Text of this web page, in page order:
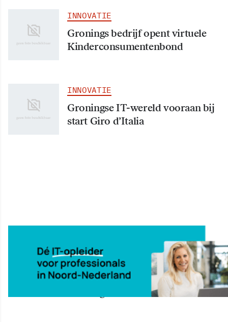
INNOVATIE
Gronings bedrijf opent virtuele
Kinderconsumentenbond
INNOVATIE
Groningse IT-wereld vooraan bij
start Giro d’Italia
INNOVATIE
Internetcafé geopend in
Academisch Ziekenhuis